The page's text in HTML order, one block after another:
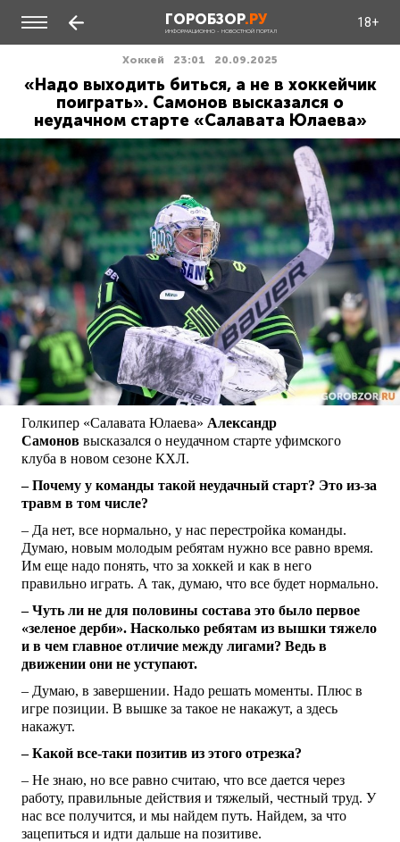
ГОРОБЗОР.РУ
ИНФОРМАЦИОННО - НОВОСТНОЙ ПОРТАЛ
18+
Хоккей 23:01 20.09.2025
«Надо выходить биться, а не в хоккейчик
поиграть». Самонов высказался о
неудачном старте «Салавата Юлаева»
Голкипер «Салавата Юлаева» Александр
Самонов высказался о неудачном старте уфимского
клуба в новом сезоне КХЛ.
– Почему у команды такой неудачный старт? Это из-за
травм в том числе?
– Да нет, все нормально, у нас перестройка команды.
Думаю, новым молодым ребятам нужно все равно время.
Им еще надо понять, что за хоккей и как в него
правильно играть. А так, думаю, что все будет нормально.
– Чуть ли не для половины состава это было первое
«зеленое дерби». Насколько ребятам из вышки тяжело
и в чем главное отличие между лигами? Ведь в
движении они не уступают.
– Думаю, в завершении. Надо решать моменты. Плюс в
игре позиции. В вышке за такое не накажут, а здесь
накажут.
– Какой все-таки позитив из этого отрезка?
– Не знаю, но все равно считаю, что все дается через
работу, правильные действия и тяжелый, честный труд. У
нас все получится, и мы найдем путь. Найдем, за что
зацепиться и идти дальше на позитиве.